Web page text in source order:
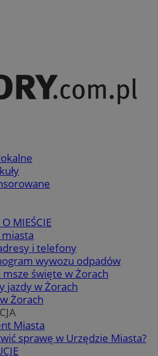
MIEŚCIE
i telefony
wywozu odpadów
msze święte w Żorach
jazdy w Żorach
Żorach
Miasta
sprawę w Urzędzie Miasta?